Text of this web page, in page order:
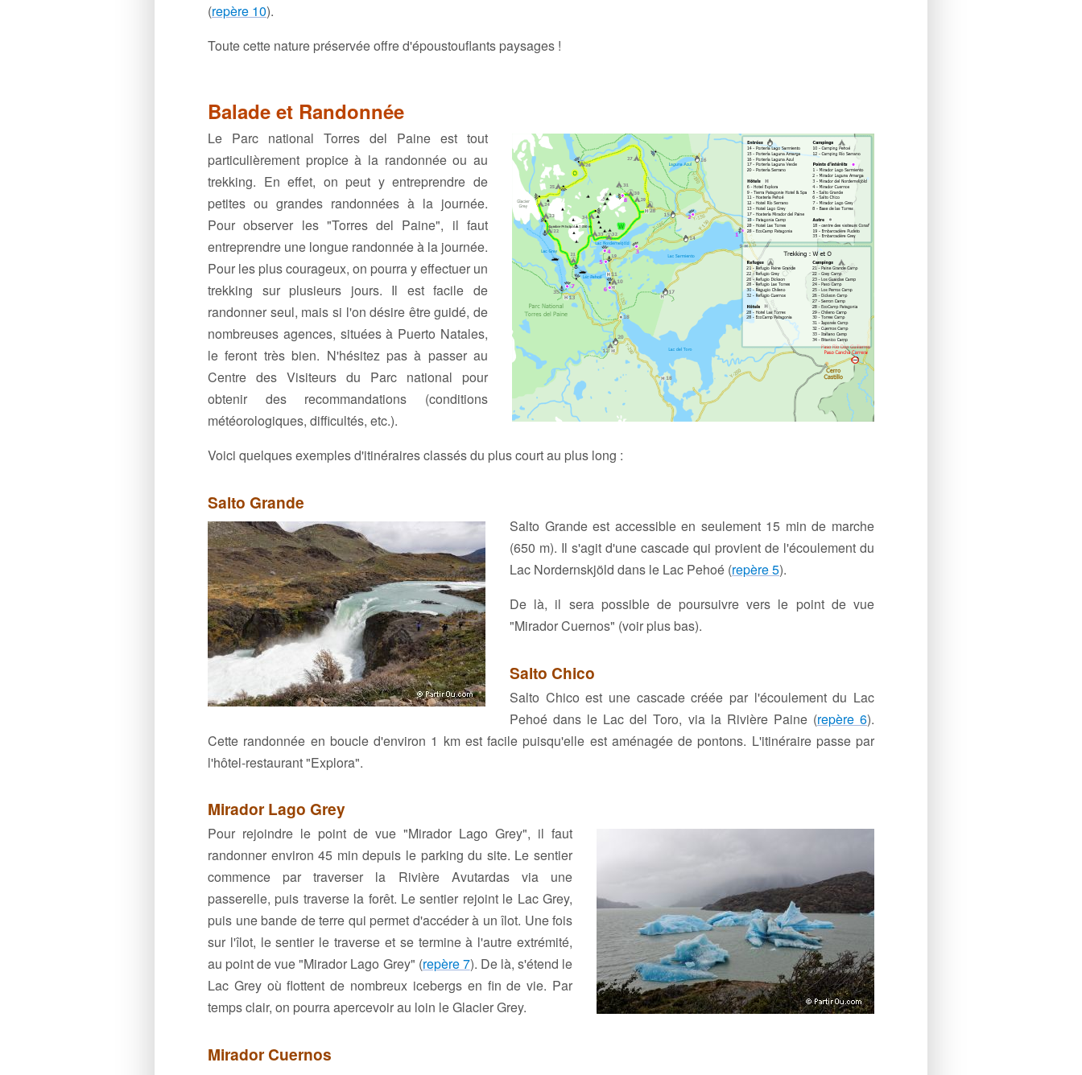
(repère 10).
Toute cette nature préservée offre d'époustouflants paysages !
Balade et Randonnée
Le Parc national Torres del Paine est tout
particulièrement propice à la randonnée ou au
trekking. En effet, on peut y entreprendre de
petites ou grandes randonnées à la journée.
Pour observer les "Torres del Paine", il faut
entreprendre une longue randonnée à la journée.
Pour les plus courageux, on pourra y effectuer un
trekking sur plusieurs jours. Il est facile de
randonner seul, mais si l'on désire être guidé, de
nombreuses agences, situées à Puerto Natales,
le feront très bien. N'hésitez pas à passer au
Centre des Visiteurs du Parc national pour
obtenir des recommandations (conditions
météorologiques, difficultés, etc.).
Voici quelques exemples d'itinéraires classés du plus court au plus long :
Salto Grande
Salto Grande est accessible en seulement 15 min de marche
(650 m). Il s'agit d'une cascade qui provient de l'écoulement du
Lac Nordernskjöld dans le Lac Pehoé (repère 5).
De là, il sera possible de poursuivre vers le point de vue
"Mirador Cuernos" (voir plus bas).
Salto Chico
Salto Chico est une cascade créée par l'écoulement du Lac
Pehoé dans le Lac del Toro, via la Rivière Paine (repère 6).
Cette randonnée en boucle d'environ 1 km est facile puisqu'elle est aménagée de pontons. L'itinéraire passe par
l'hôtel-restaurant "Explora".
Mirador Lago Grey
Pour rejoindre le point de vue "Mirador Lago Grey", il faut
randonner environ 45 min depuis le parking du site. Le sentier
commence par traverser la Rivière Avutardas via une
passerelle, puis traverse la forêt. Le sentier rejoint le Lac Grey,
puis une bande de terre qui permet d'accéder à un îlot. Une fois
sur l'îlot, le sentier le traverse et se termine à l'autre extrémité,
au point de vue "Mirador Lago Grey" (repère 7). De là, s'étend le
Lac Grey où flottent de nombreux icebergs en fin de vie. Par
temps clair, on pourra apercevoir au loin le Glacier Grey.
Mirador Cuernos